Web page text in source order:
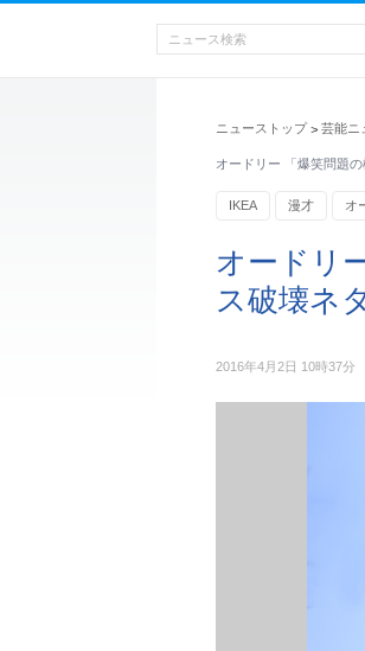
ニューストップ > 芸能ニ
オードリー 「爆笑問題
IKEA 漫才 オ
オードリ
ス破壊ネ
2016年4月2日 10時37分